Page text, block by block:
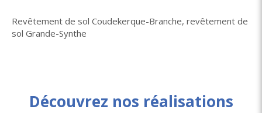
Revêtement de sol Coudekerque-Branche, revêtement de
sol Grande-Synthe
Découvrez nos réalisations